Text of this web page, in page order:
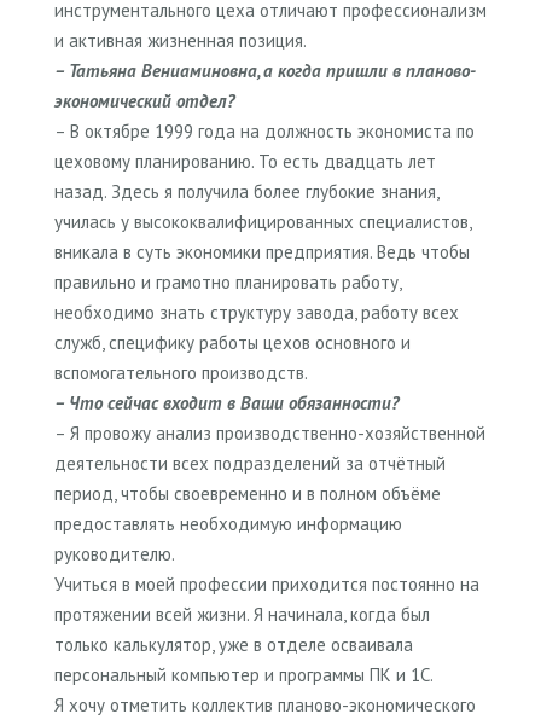
инструментального цеха отличают профессионализм
и активная жизненная позиция.
– Татьяна Вениаминовна, а когда пришли в планово-
экономический отдел?
– В октябре 1999 года на должность экономиста по
цеховому планированию. То есть двадцать лет
назад. Здесь я получила более глубокие знания,
училась у высококвалифицированных специалистов,
вникала в суть экономики предприятия. Ведь чтобы
правильно и грамотно планировать работу,
необходимо знать структуру завода, работу всех
служб, специфику работы цехов основного и
вспомогательного производств.
– Что сейчас входит в Ваши обязанности?
– Я провожу анализ производственно-хозяйственной
деятельности всех подразделений за отчётный
период, чтобы своевременно и в полном объёме
предоставлять необходимую информацию
руководителю.
Учиться в моей профессии приходится постоянно на
протяжении всей жизни. Я начинала, когда был
только калькулятор, уже в отделе осваивала
персональный компьютер и программы ПК и 1С.
Я хочу отметить коллектив планово-экономического